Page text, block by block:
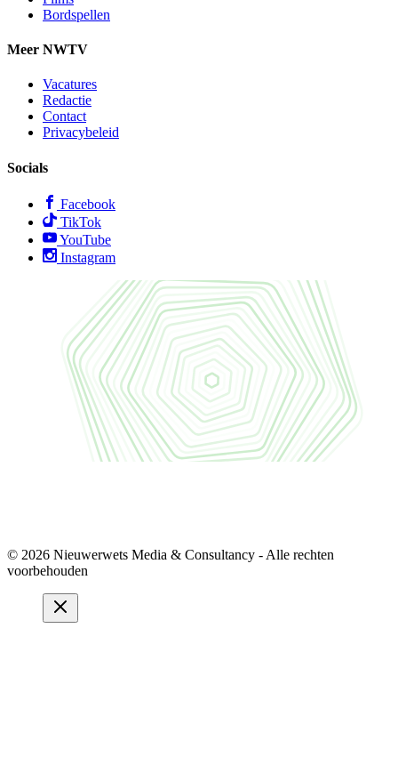
Bordspellen
Meer NWTV
Vacatures
Redactie
Contact
Privacybeleid
Socials
Facebook
TikTok
YouTube
Instagram
© 2026 Nieuwerwets Media & Consultancy - Alle rechten
voorbehouden